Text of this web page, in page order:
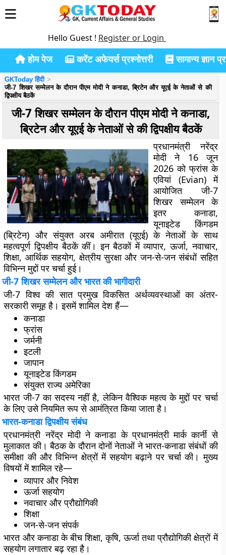
Hello Guest ! Register or Login
होम पेज करेंट अफेयर्स प्रश्नोत्तरी सामान्य ज्ञान
GKToday हिंदी
जी-7 शिखर सम्मेलन के दौरान पीएम मोदी ने कनाडा, ब्रिटेन और यूएई के नेताओं से की
द्विपक्षीय बैठकें
जी-7 शिखर सम्मेलन के दौरान पीएम मोदी ने कनाडा,
ब्रिटेन और यूएई के नेताओं से की द्विपक्षीय बैठकें
प्रधानमंत्रीनरेंद्र
मोदीने 16 जून
2026 को फ्रांस के
एवियां (Evian)में
आयोजित जी-7
शिखर सम्मेलन के
इतरकनाडा,
यूनाइटेड किंगडम
(ब्रिटेन) और संयुक्त अरब अमीरात (यूएई) के नेताओं के साथ
महत्वपूर्ण द्विपक्षीय बैठकें कीं। इन बैठकों में व्यापार, ऊर्जा, नवाचार,
शिक्षा, आर्थिक सहयोग, क्षेत्रीय सुरक्षा और जन-से-जन संबंधों सहित
विभिन्न मुद्दों पर चर्चा हुई।
जी-7 शिखर सम्मेलन और भारत की भागीदारी
जी-7 विश्व की सात प्रमुख विकसित अर्थव्यवस्थाओं का अंतर-
सरकारी समूह है। इसमें शामिल देश हैं—
कनाडा
फ्रांस
जर्मनी
इटली
जापान
यूनाइटेड किंगडम
संयुक्त राज्य अमेरिका
भारत जी-7 का सदस्य नहीं है, लेकिन वैश्विक महत्व के मुद्दों पर चर्चा
के लिए उसे नियमित रूप से आमंत्रित किया जाता है।
भारत-कनाडा द्विपक्षीय संबंध
प्रधानमंत्री नरेंद्र मोदी ने कनाडा के प्रधानमंत्रीमार्क कार्नीसे
मुलाकात की। बैठक के दौरान दोनों नेताओं ने भारत-कनाडा संबंधों की
समीक्षा की और विभिन्न क्षेत्रों में सहयोग बढ़ाने पर चर्चा की। मुख्य
विषयों में शामिल रहे—
व्यापार और निवेश
ऊर्जा सहयोग
नवाचार और प्रौद्योगिकी
शिक्षा
जन-से-जन संपर्क
भारत और कनाडा के बीच शिक्षा, कृषि, ऊर्जा तथा प्रौद्योगिकी क्षेत्रों में
सहयोग लगातार बढ़ रहा है।